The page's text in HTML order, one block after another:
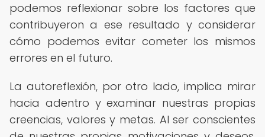
podemos reflexionar sobre los factores que
contribuyeron a ese resultado y considerar
cómo podemos evitar cometer los mismos
errores en el futuro.
La autoreflexión, por otro lado, implica mirar
hacia adentro y examinar nuestras propias
creencias, valores y metas. Al ser conscientes